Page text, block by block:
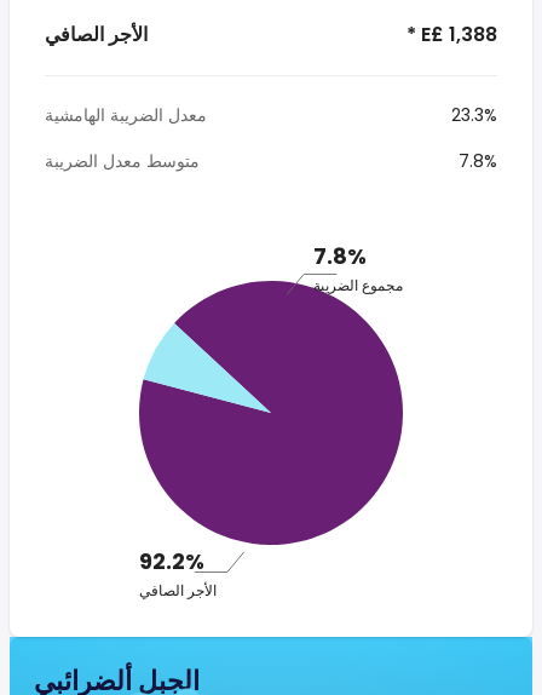
الأجر الصافي * E£ 1,388
معدل الضريبة الهامشية
23.3%
متوسط معدل الضريبة
7.8%
7.8%
مجموع الضريبة
92.2%
الأجر الصافي
الجبل ألضرائبي